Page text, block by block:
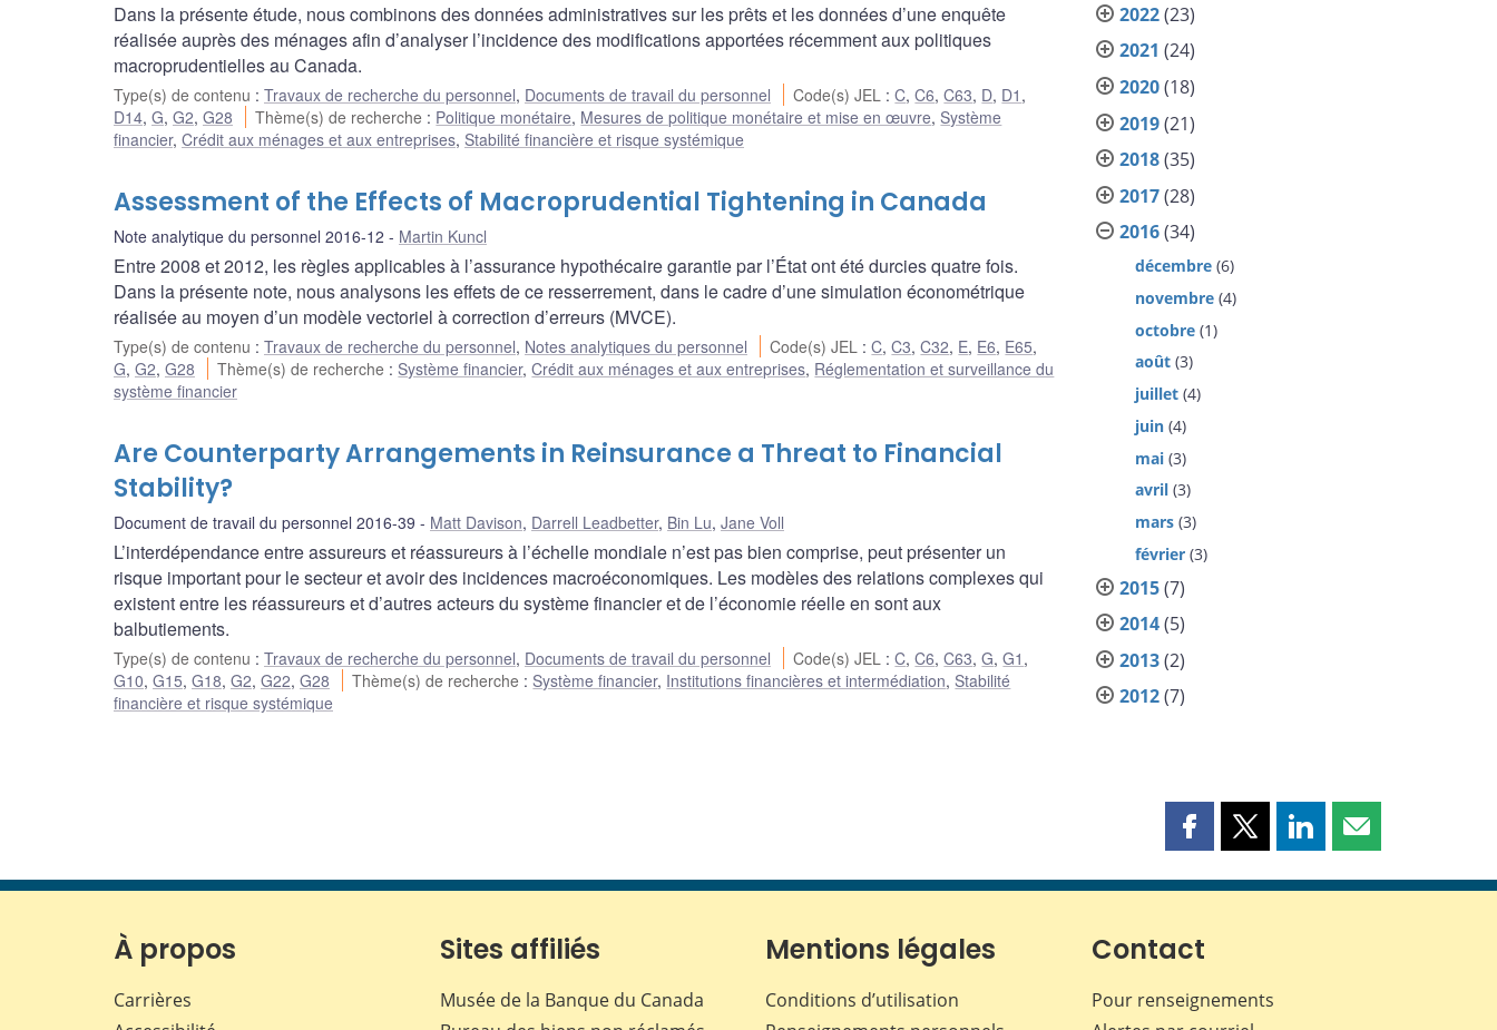
Dans la présente étude, nous combinons des données administratives sur les prêts et les données d’une enquête
réalisée auprès des ménages afin d’analyser l’incidence des modifications apportées récemment aux politiques
macroprudentielles au Canada.
Type(s) de contenu : Travaux de recherche du personnel, Documents de travail du personnel Code(s) JEL :C,C6,C63, D, D1 ,
D14, G, G2, G28 Thème(s) de recherche : Politique monétaire, Mesures de politique monétaire et mise en œuvre, Système
financier, Crédit aux ménages et aux entreprises, Stabilité financière et risque systémique
Assessment of the Effects of Macroprudential Tightening in Canada
Note analytique du personnel 2016-12 Martin Kuncl
Entre 2008 et 2012, les règles applicables à l’assurance hypothécaire garantie par l’État ont été durcies quatre fois.
Dans la présente note, nous analysons les effets de ce resserrement, dans le cadre d’une simulation économétrique
réalisée au moyen d’un modèle vectoriel à correction d’erreurs (MVCE).
Type(s) de contenu : Travaux de recherche du personnel, Notes analytiques du personnel Code(s) JEL :C,C3,C32, E, E6, E65,
G, G2, G28 Thème(s) de recherche : Système financier,Crédit aux ménages et aux entreprises, Réglementation et surveillance du
système financier
Are Counterparty Arrangements in Reinsurance a Threat to Financial
Stability?
Document de travail du personnel 2016-39 Matt Davison, Darrell Leadbetter, Bin Lu, Jane Voll
L’interdépendance entre assureurs et réassureurs à l’échelle mondiale n’est pas bien comprise, peut présenter un
risque important pour le secteur et avoir des incidences macroéconomiques. Les modèles des relations complexes qui
existent entre les réassureurs et d’autres acteurs du système financier et de l’économie réelle en sont aux
balbutiements.
Type(s) de contenu : Travaux de recherche du personnel, Documents de travail du personnel Code(s) JEL :C,C6,C63,G,G1 ,
G10, G15, G18, G2, G22, G28 Thème(s) de recherche : Système financier, Institutions financières et intermédiation, Stabilité
financière et risque systémique
2022(23)
2021 (24)
2020(18)
2019(21)
2018(35)
2017(28)
2016(34)
décembre (6)
novembre (4)
octobre (1)
août (3)
juillet (4)
juin (4)
mai (3)
avril (3)
mars (3)
février (3)
2015(7)
2014(5)
2013(2)
2012(7)
Partager
page
Facebook
Partager
page
Partager
page
Partager
page
À propos
Carrières
Sites affiliés
Musée de la Banque du Canada
Mentions légales
Conditions d’utilisation
Contact
Pour renseignements